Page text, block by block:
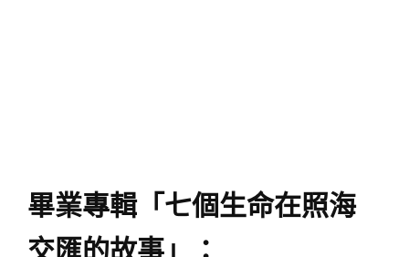
畢業專輯「七個生命在照海
交匯的故事」：